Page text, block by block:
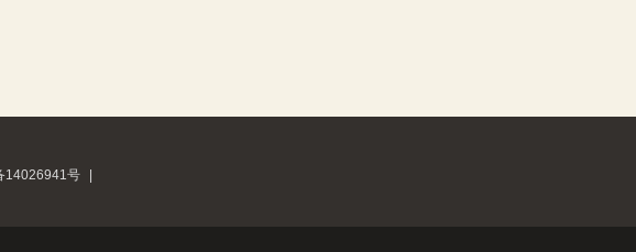
14026941号